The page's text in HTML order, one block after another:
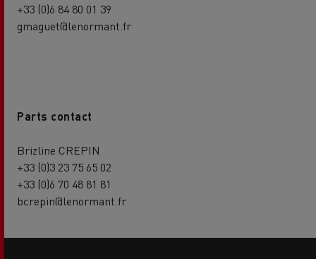
+33 (0)6 84 80 01 39
gmaguet@lenormant.fr
Parts contact
Brizline CREPIN
+33 (0)3 23 75 65 02
+33 (0)6 70 48 81 81
bcrepin@lenormant.fr